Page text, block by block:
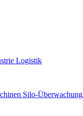
Logistik
Silo-Überwachung